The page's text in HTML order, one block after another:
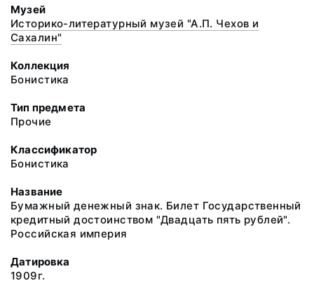
Музей
Историко-литературный музей "А.П. Чехов и
Сахалин"
Коллекция
Бонистика
Тип предмета
Прочие
Классификатор
Бонистика
Название
Бумажный денежный знак. Билет Государственный
кредитный достоинством "Двадцать пять рублей".
Российская империя
Датировка
1909г.